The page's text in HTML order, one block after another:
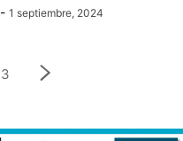
- 1 septiembre, 2024
3